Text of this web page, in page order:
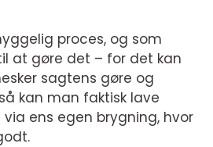
proces, og som
at gøre det – for det kan
sagtens gøre og
kan man faktisk lave
ens egen brygning, hvor